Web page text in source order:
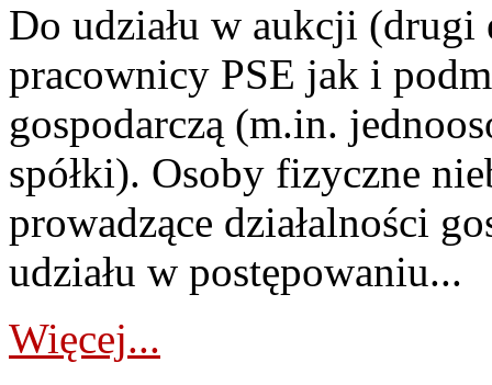
Do udziału w aukcji (drugi
pracownicy PSE jak i
gospodarczą (m.in.
spółki). Osoby fizyczne
prowadzące działalności
udziału w postępowaniu...
Więcej...